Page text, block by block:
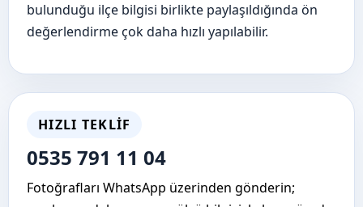
bulunduğu ilçe bilgisi birlikte paylaşıldığında ön
değerlendirme çok daha hızlı yapılabilir.
HIZLI TEKLIF
0535 791 11 04
Fotoğrafları WhatsApp üzerinden gönderin;